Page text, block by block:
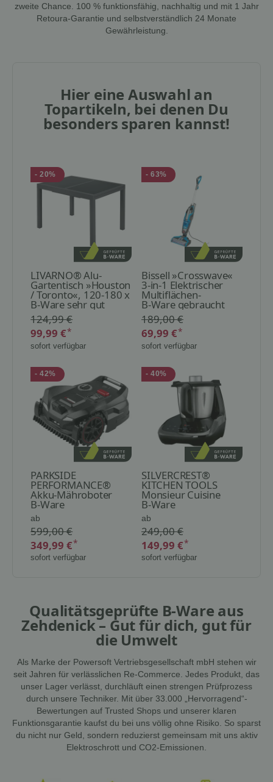
zweite Chance. 100 % funktionsfähig, nachhaltig und mit 1 Jahr
Retoura-Garantie und selbstverständlich 24 Monate
Gewährleistung.
Hier eine Auswahl an
Topartikeln, bei denen Du
besonders sparen kannst!
- 20%
LIVARNO® Alu-
Gartentisch »Houston
/ Toronto«, 120-180 x
89 x 75 cm, grau
B-Ware sehr gut
124,99 €
99,99 €*
sofort verfügbar
- 63%
Bissell »Crosswave«
3-in-1 Elektrischer
Multiflächen-
Bodenreiniger
B-Ware gebraucht
189,00 €
69,99 €*
sofort verfügbar
- 42%
PARKSIDE
PERFORMANCE®
Akku-Mähroboter
»PPAMR 1250 A1«,
bis 1250 m² mit Akku,
Ladestation und mit
Kameraüberwachung
ohne
Begrenzungsdraht
B-Ware
ab
599,00 €
349,99 €*
sofort verfügbar
- 40%
SILVERCREST®
KITCHEN TOOLS
Monsieur Cuisine
compact »SMCC
1100 A1«
B-Ware
ab
249,00 €
149,99 €*
sofort verfügbar
Qualitätsgeprüfte B-Ware aus
Zehdenick – Gut für dich, gut für
die Umwelt
Als Marke der Powersoft Vertriebsgesellschaft mbH stehen wir
seit Jahren für verlässlichen Re-Commerce. Jedes Produkt, das
unser Lager verlässt, durchläuft einen strengen Prüfprozess
durch unsere Techniker. Mit über 33.000 „Hervorragend“-
Bewertungen auf Trusted Shops und unserer klaren
Funktionsgarantie kaufst du bei uns völlig ohne Risiko. So sparst
du nicht nur Geld, sondern reduzierst gemeinsam mit uns aktiv
Elektroschrott und CO2-Emissionen.